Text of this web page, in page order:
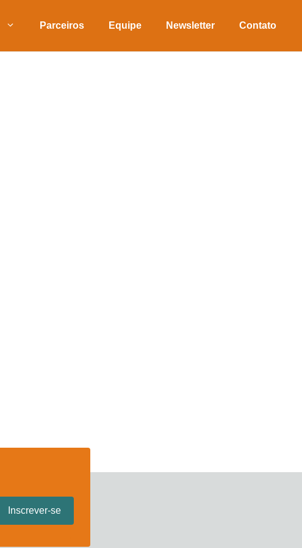
Parceiros Equipe Newsletter Contato